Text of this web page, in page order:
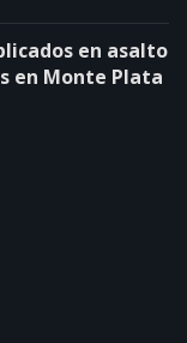
en asalto
en Monte Plata